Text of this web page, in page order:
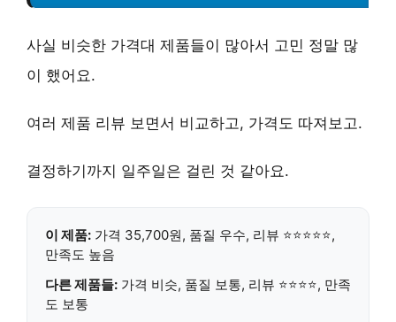
사실 비슷한 가격대 제품들이 많아서 고민 정말 많
이 했어요.
여러 제품 리뷰 보면서 비교하고, 가격도 따져보고.
결정하기까지 일주일은 걸린 것 같아요.
이 제품: 가격 35,700원, 품질 우수, 리뷰 ⭐⭐⭐⭐⭐,
만족도 높음
다른 제품들: 가격 비슷, 품질 보통, 리뷰 ⭐⭐⭐⭐, 만족
도 보통